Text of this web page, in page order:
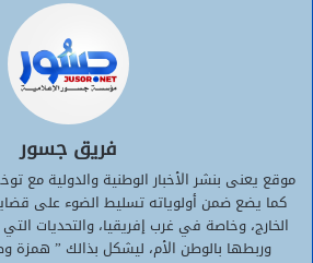
فريق جسور
موقع يعنى بنشر الأخبار الوطنية والدولية مع
كما يضع ضمن أولوياته تسليط الضوء على قضايا
الخارج، وخاصة في غرب إفريقيا، والتحديات
وربطها بالوطن الأم، ليشكل بذالك ” همزة